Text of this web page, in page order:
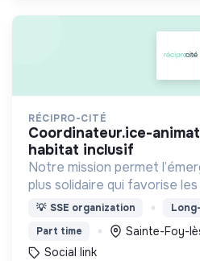
RÉCIPRO-CITÉ
coordinateur.ice-animateur.trice en
habitat inclusif
Notre mission permet
plus solidaire qui favorise les
intergénérationnels pour
vieillissement de la
délitement du lien social
💡 SSE organization
Part time
Sainte-Foy-
Social link